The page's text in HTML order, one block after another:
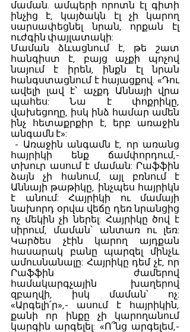
մաման. ամպերի որոտն էլ գիտի
ինչից է, կայծակն էլ չի կարող
սարսափեցնել նրան, որքան էլ
ուժգին փայլատակի:
Մաման ձևացնում է, թե շատ
հանգիստ է, բայց աչքի պոչով
նայում է իրեն, ինքն էլ նրան
հանգստացնում է հայացքով. «Դու
ավելի լավ է՝
աչքդ Աննայի վրա
պահես: Նա է փոքրիկը,
վախեցողը, իսկ ինձ համար ամեն
ինչ հետաքրքիր է, երբ առաջին
անգամն է»:
հայրիկի ենք ճամփորդում,-
տխուր ասում է մաման: Րաֆֆին
ձայն չի հանում, այլ բռնում է
Աննայի թաթիկը, ինչպես հայրիկն
է անում: Հայրիկի ու մամայի
նախորդ օրվա վեճը դեռ նրանցից
ոչ մեկին չի ներել: Հայրիկը ծով է
սիրում, մաման՝ անտառ ու լեռ:
Կարծես չէին կարող այդքան
հասարակ բանը պարզել մինչև
ամուսնանալը: Հայրիկը դեմ չէ, որ
Րաֆֆին ժամերով
համակարգչային խաղերով
զբաղվի, իսկ մաման՝ ոչ:
«Արգելի՛ր»,- ասում է հայրիկին,
քանի որ ինքը չի կարողանում
կարգին արգելել: «Ո՞նց արգելեմ,-